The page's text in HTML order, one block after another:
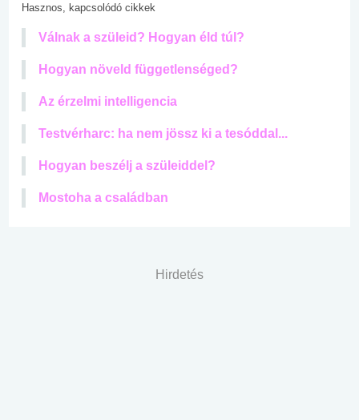
Hasznos, kapcsolódó cikkek
Válnak a szüleid? Hogyan éld túl?
Hogyan növeld függetlenséged?
Az érzelmi intelligencia
Testvérharc: ha nem jössz ki a tesóddal...
Hogyan beszélj a szüleiddel?
Mostoha a családban
Hirdetés